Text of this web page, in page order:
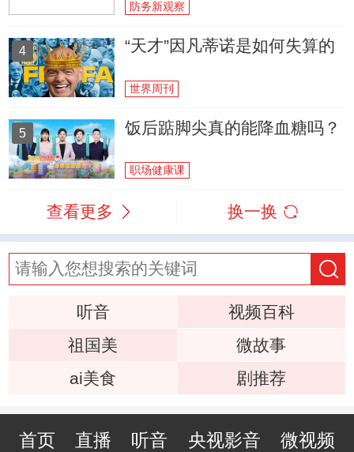
防务新观察
4 “天才”因凡蒂诺是如何失算的
世界周刊
5 饭后踮脚尖真的能降血糖吗？
职场健康课
查看更多 换一换
听音
视频百科
祖国美
微故事
ai美食
剧推荐
首页 直播 听音 央视影音 微视频